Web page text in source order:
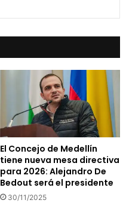
El Concejo de Medellín
tiene nueva mesa directiva
para 2026: Alejandro De
Bedout será el presidente
30/11/2025